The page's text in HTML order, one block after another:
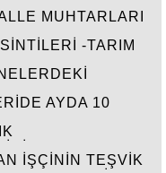
UZUN
MUHTARLARI
-TARIM
VERECEĞİ
İZNİ
AYDA 10
İŞVERENLİK
İŞÇİNİN TEŞVİK